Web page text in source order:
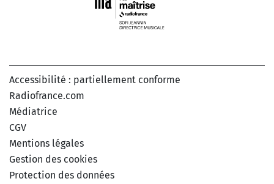
Accessibilité : partiellement conforme
Radiofrance.com
Médiatrice
CGV
Mentions légales
Gestion des cookies
Protection des données